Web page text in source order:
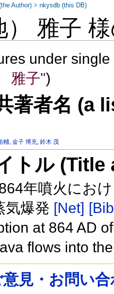
） 雅子
under
雅子")
著者名 (a
輔,金子 博充,鈴木 茂
トル
年噴火にお
気爆発 [Net]
at 864 AD
flows into
Author) >nkysdb (this DB)
意見・お問い